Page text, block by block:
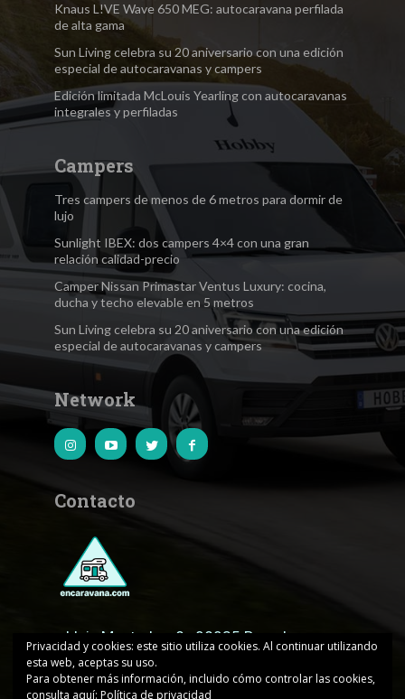
Knaus L!VE Wave 650 MEG: autocaravana perfilada
de alta gama
Sun Living celebra su 20 aniversario con una edición
especial de autocaravanas y campers
Edición limitada McLouis Yearling con autocaravanas
integrales y perfiladas
Campers
Tres campers de menos de 6 metros para dormir de
lujo
Sunlight IBEX: dos campers 4×4 con una gran
relación calidad-precio
Camper Nissan Primastar Ventus Luxury: cocina,
ducha y techo elevable en 5 metros
Sun Living celebra su 20 aniversario con una edición
especial de autocaravanas y campers
Network
Contacto
c.Lluis Muntadas, 8 · 08035 Barcelona
encaravana@edicionesjd.com
Privacidad y cookies: este sitio utiliza cookies. Al continuar utilizando
esta web, aceptas su uso.
Para obtener más información, incluido cómo controlar las cookies,
consulta aquí: Política de privacidad